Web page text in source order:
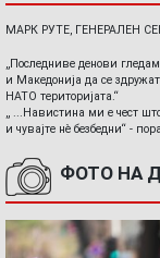
МАРК РУТЕ, ГЕНЕРАЛЕН
„Последниве денови
и Македонија да се
НАТО територијата.“
„ ...Навистина ми е чест
и чувајте нè безбедни“ -
ФОТО НА